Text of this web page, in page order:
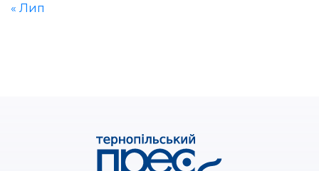
« Лип